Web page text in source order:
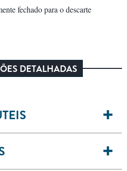
fechado para o descarte
DETALHADAS